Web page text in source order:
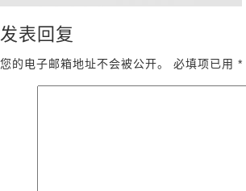
发表回复
您的电子邮箱地址不会被公开。 必填项已用 *